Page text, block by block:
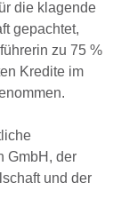
die klagende
gepachtet,
zu 75 %
Kredite im
GmbH, der
und der